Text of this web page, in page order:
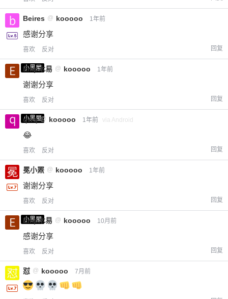
Beires @ kooooo 1年前
感谢分享
喜欢 反对 回复
小黑屋
Emp木易 @ kooooo 1年前
谢谢分享
喜欢 反对 回复
小黑屋
qwq @ kooooo 1年前 via Android
😂
喜欢 反对 回复
冕小罴 @ kooooo 1年前
谢谢分享
喜欢 反对 回复
小黑屋
Emp木易 @ kooooo 10月前
感谢分享
喜欢 反对 回复
怼 @ kooooo 7月前